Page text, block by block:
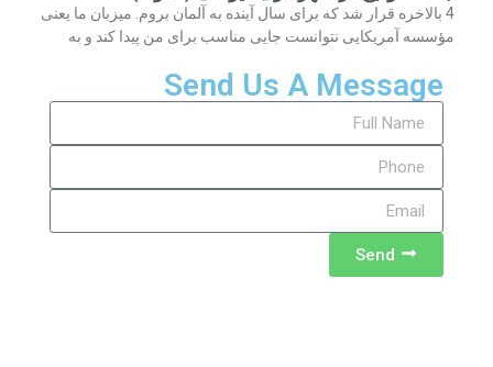
4 بالاخره قرار شد که برای سال آینده به آلمان بروم. میزبان ما یعنی
مؤسسه آمریکایی نتوانست جایی مناسب برای من پیدا کند و به
Send Us A Message
Send